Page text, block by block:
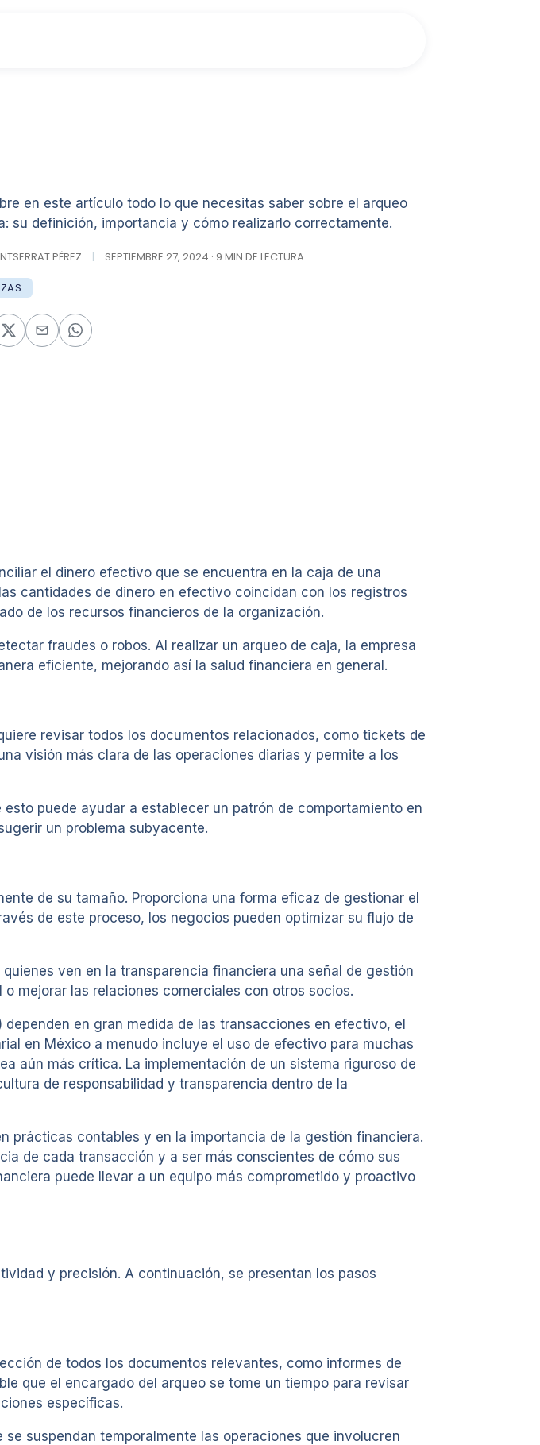
en este artículo todo lo que necesitas saber sobre el arqueo
su definición, importancia y cómo realizarlo correctamente.
PÉREZ | SEPTIEMBRE 27, 2024 · 9 MIN DE LECTURA
el dinero efectivo que se encuentra en la caja de una
cantidades de dinero en efectivo coincidan con los registros
de los recursos financieros de la organización.
fraudes o robos. Al realizar un arqueo de caja, la empresa
eficiente, mejorando así la salud financiera en general.
revisar todos los documentos relacionados, como tickets de
visión más clara de las operaciones diarias y permite a los
puede ayudar a establecer un patrón de comportamiento en
un problema subyacente.
de su tamaño. Proporciona una forma eficaz de gestionar el
de este proceso, los negocios pueden optimizar su flujo de
ven en la transparencia financiera una señal de gestión
mejorar las relaciones comerciales con otros socios.
en gran medida de las transacciones en efectivo, el
en México a menudo incluye el uso de efectivo para muchas
aún más crítica. La implementación de un sistema riguroso de
de responsabilidad y transparencia dentro de la
prácticas contables y en la importancia de la gestión financiera.
de cada transacción y a ser más conscientes de cómo sus
puede llevar a un equipo más comprometido y proactivo
y precisión. A continuación, se presentan los pasos
de todos los documentos relevantes, como informes de
que el encargado del arqueo se tome un tiempo para revisar
específicas.
suspendan temporalmente las operaciones que involucren